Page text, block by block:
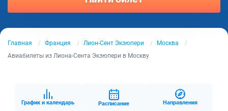
Главная Франция Лион-Сент Экзюпери
Москва
Авиабилеты из Лиона-Сента Экзюпери в Москву
График и календарь Расписание Направления